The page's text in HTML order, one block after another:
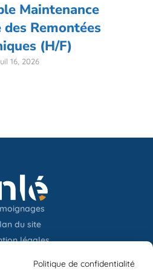
Maintenance
des Remontées
(H/F)
16, 2026
du site
légales
Newsletter
Politique de confidentialité